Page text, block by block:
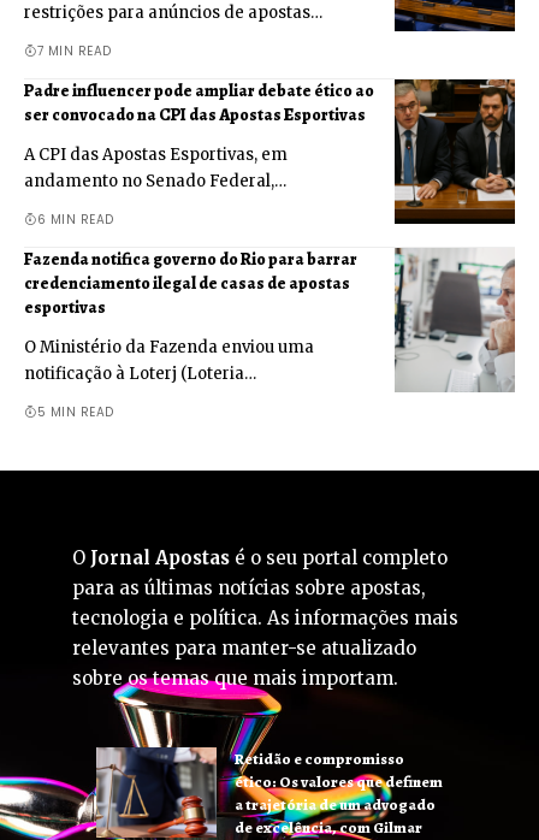
restrições para anúncios de apostas…
7 MIN READ
Padre influencer pode ampliar debate ético ao
ser convocado na CPI das Apostas Esportivas
A CPI das Apostas Esportivas, em
andamento no Senado Federal,…
6 MIN READ
Fazenda notifica governo do Rio para barrar
credenciamento ilegal de casas de apostas
esportivas
O Ministério da Fazenda enviou uma
notificação à Loterj (Loteria…
5 MIN READ
O Jornal Apostas é o seu portal completo
para as últimas notícias sobre apostas,
tecnologia e política. As informações mais
relevantes para manter-se atualizado
sobre os temas que mais importam.
Retidão e compromisso
ético: Os valores que definem
a trajetória de um advogado
de excelência, com Gilmar